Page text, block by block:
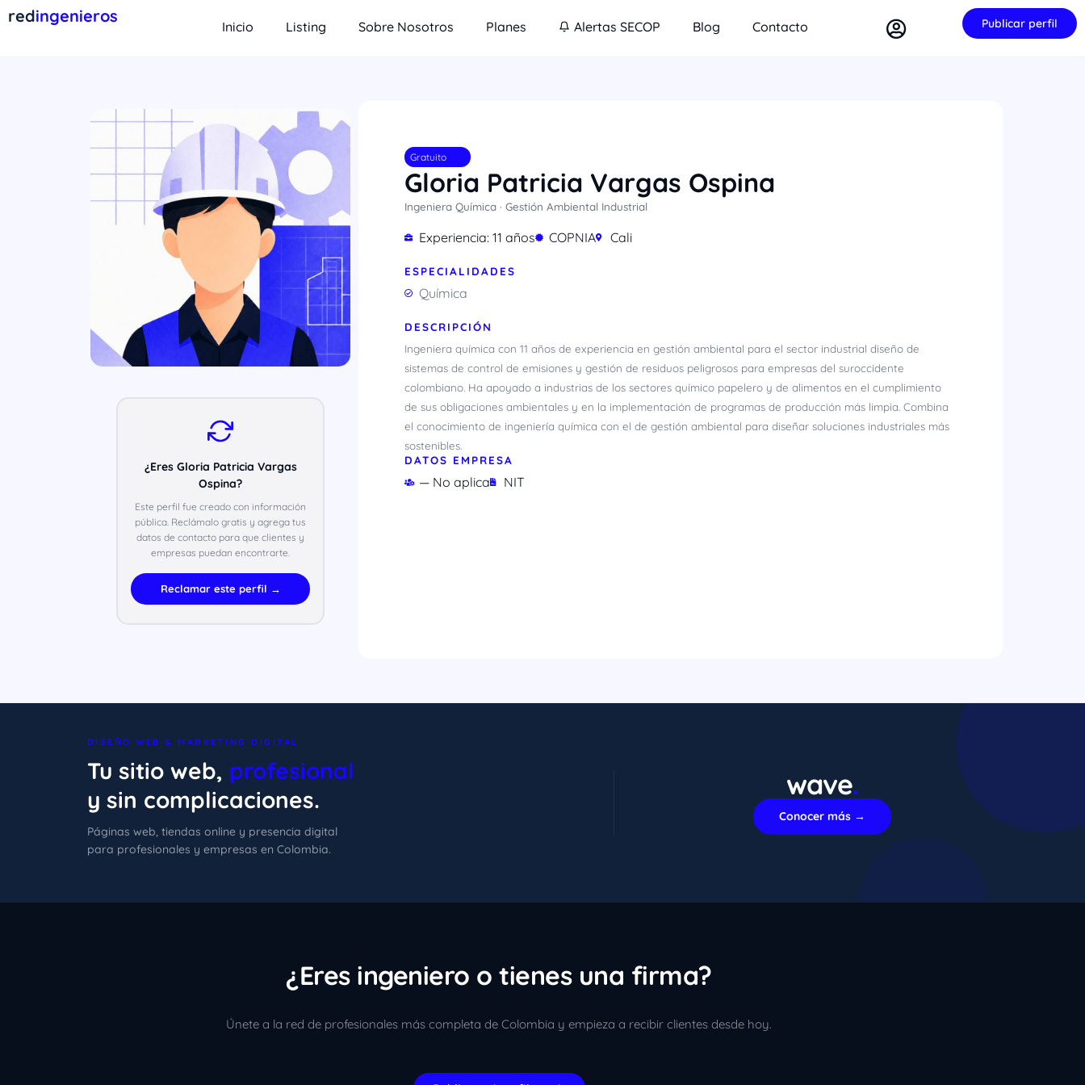
redingenieros
Inicio Listing Sobre Nosotros Planes Alertas SECOP Blog Contacto Publicar perfil
¿Eres Gloria Patricia Vargas
Ospina?
Este perfil fue creado con información
pública. Reclámalo gratis y agrega tus
datos de contacto para que clientes y
empresas puedan encontrarte.
Reclamar este perfil →
Gratuito
Gloria Patricia Vargas Ospina
Ingeniera Química · Gestión Ambiental Industrial
Experiencia: 11 años COPNIA Cali
ESPECIALIDADES
Química
DESCRIPCIÓN
Ingeniera química con 11 años de experiencia en gestión ambiental para el sector industrial diseño de
sistemas de control de emisiones y gestión de residuos peligrosos para empresas del suroccidente
colombiano. Ha apoyado a industrias de los sectores químico papelero y de alimentos en el cumplimiento
de sus obligaciones ambientales y en la implementación de programas de producción más limpia. Combina
el conocimiento de ingeniería química con el de gestión ambiental para diseñar soluciones industriales más
sostenibles.
DATOS EMPRESA
— No aplica NIT
DISEÑO WEB & MARKETING DIGITAL
Tu sitio web, profesional
y sin complicaciones.
Páginas web, tiendas online y presencia digital
para profesionales y empresas en Colombia.
wave.
Conocer más →
¿Eres ingeniero o tienes una firma?
Únete a la red de profesionales más completa de Colombia y empieza a recibir clientes desde hoy.
xImenA
En línea ahora